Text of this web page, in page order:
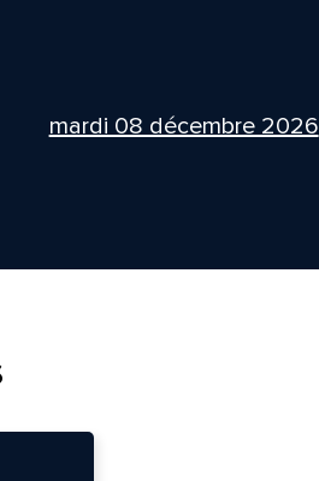
mardi 08 décembre 2026